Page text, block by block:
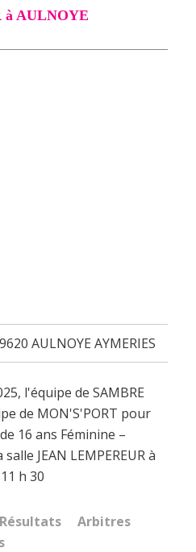
à AULNOYE
AULNOYE AYMERIES
l'équipe de SAMBRE
de MON'S'PORT pour
16 ans Féminine –
JEAN LEMPEREUR à
h 30
Résultats
Arbitres